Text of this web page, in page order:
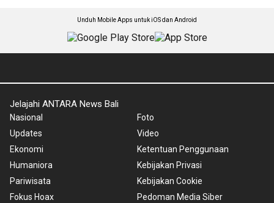
Unduh Mobile Apps untuk iOS dan Android
Jelajahi ANTARA News Bali
Nasional
Updates
Ekonomi
Humaniora
Pariwisata
Fokus Hoax
Foto
Video
Ketentuan Penggunaan
Kebijakan Privasi
Kebijakan Cookie
Pedoman Media Siber